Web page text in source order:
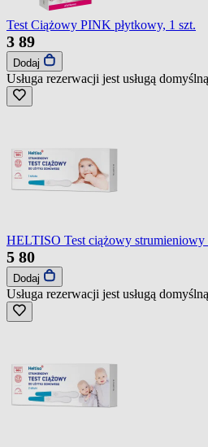
Test Ciążowy PINK płytkowy, 1 szt.
3 89
Dodaj
Usługa rezerwacji jest usługą domyślną
HELTISO Test ciążowy strumieniowy
5 80
Dodaj
Usługa rezerwacji jest usługą domyślną